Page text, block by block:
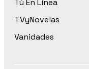
Tú En Línea
TVyNovelas
Vanidades